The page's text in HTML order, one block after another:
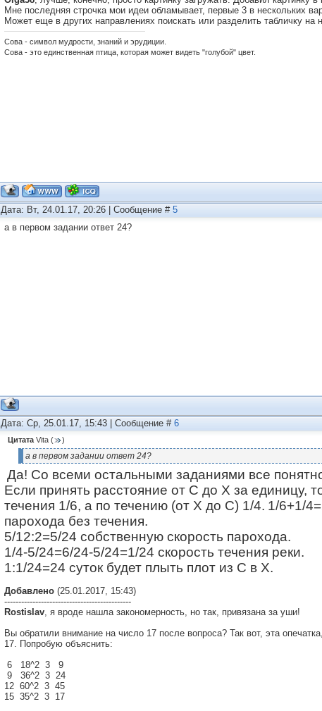
Мне последняя строчка мои идеи обламывает, первые 3 в нескольких
Может еще в других направлениях поискать или разделить табличку на
Сова - символ мудрости, знаний и эрудиции.
Сова - это единственная птица, которая может видеть "голубой" цвет.
Дата: Вт, 24.01.17, 20:26 | Сообщение # 5
а в первом задании ответ 24?
Дата: Ср, 25.01.17, 15:43 | Сообщение # 6
Цитата Vita ( )
а в первом задании ответ 24?
Да! Со всеми остальными заданиями все
Если принять расстояние от С до Х за единицу,
течения 1/6, а по течению (от Х до С) 1/4. 1/6+1/
парохода без течения.
5/12:2=5/24 собственную скорость парохода.
1/4-5/24=6/24-5/24=1/24 скорость течения реки.
1:1/24=24 суток будет плыть плот из С в Х.
Добавлено (25.01.2017, 15:43)
---------------------------------------------
Rostislav , я вроде нашла закономерность, но так, привязана за уши!
Вы обратили внимание на число 17 после вопроса? Так вот, эта
17. Попробую объяснить:
6 18^2 3 9
9 36^2 3 24
12 60^2 3 45
15 35^2 3 17